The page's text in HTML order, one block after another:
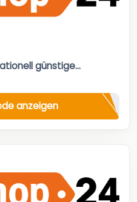
günstige...
anzeigen